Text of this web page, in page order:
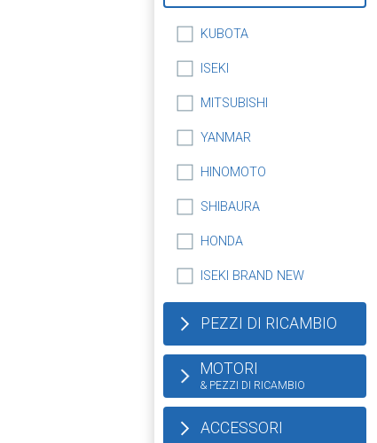
KUBOTA
ISEKI
MITSUBISHI
YANMAR
HINOMOTO
SHIBAURA
HONDA
ISEKI BRAND NEW
PEZZI DI RICAMBIO
MOTORI
& PEZZI DI RICAMBIO
ACCESSORI